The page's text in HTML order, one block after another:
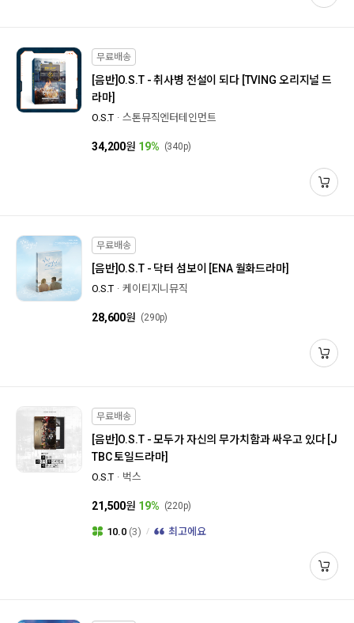
무료배송
[음반]O.S.T - 취사병 전설이 되다 [TVING 오리지널 드
라마]
O.S.T 스톤뮤직엔터테인먼트
34,200원 19% (340p)
무료배송
[음반]O.S.T - 닥터 섬보이 [ENA 월화드라마]
O.S.T 케이티지니뮤직
28,600원 (290p)
무료배송
[음반]O.S.T - 모두가 자신의 무가치함과 싸우고 있다 [J
TBC 토일드라마]
O.S.T 벅스
21,500원 19% (220p)
10.0 (3) 최고에요